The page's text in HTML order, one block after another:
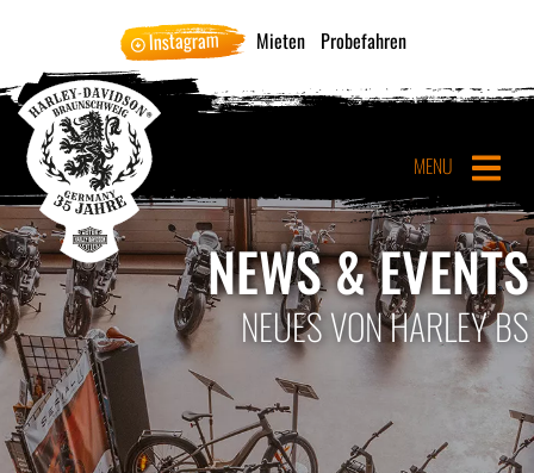
Instagram Mieten Probefahren
MENU
NEWS & EVENTS
NEUES VON HARLEY BS